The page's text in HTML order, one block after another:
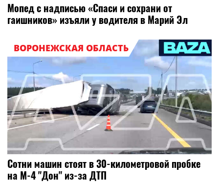
Мопед с надписью «Спаси и сохрани от
гаишников» изъяли у водителя в Марий Эл
ВОРОНЕЖСКАЯ ОБЛАСТЬ
Сотни машин стоят в 30-километровой пробке
на М-4 "Дон" из-за ДТП